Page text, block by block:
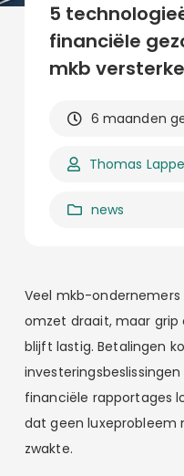
5
financiële
mkb
6 maanden
Thomas
news
Veel mkb-
omzet draait, maar grip
blijft lastig. Betalingen
financiële rapportages
dat geen luxeprobleem
zwakte.